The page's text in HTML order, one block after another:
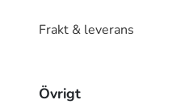
Frakt & leverans
Övrigt